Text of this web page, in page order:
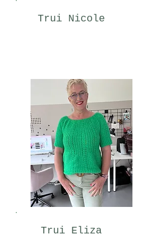
Trui Nicole
Trui Eliza